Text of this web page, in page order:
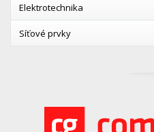
Elektrotechnika
Síťové prvky